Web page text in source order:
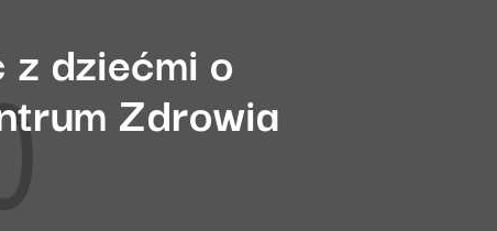
dziećmi o
Zdrowia